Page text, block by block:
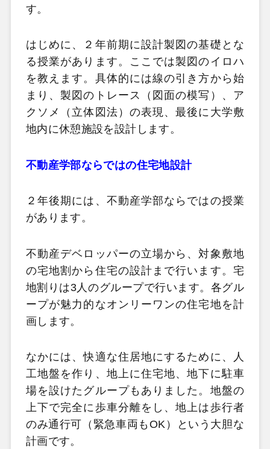
す。
はじめに、２年前期に設計製図の基礎とな
る授業があります。ここでは製図のイロハ
を教えます。具体的には線の引き方から始
まり、製図のトレース（図面の模写）、ア
クソメ（立体図法）の表現、最後に大学敷
地内に休憩施設を設計します。
不動産学部ならではの住宅地設計
２年後期には、不動産学部ならではの授業
があります。
不動産デベロッパーの立場から、対象敷地
の宅地割から住宅の設計まで行います。宅
地割りは3人のグループで行います。各グル
ープが魅力的なオンリーワンの住宅地を計
画します。
なかには、快適な住居地にするために、人
工地盤を作り、地上に住宅地、地下に駐車
場を設けたグループもありました。地盤の
上下で完全に歩車分離をし、地上は歩行者
のみ通行可（緊急車両もOK）という大胆な
計画です。